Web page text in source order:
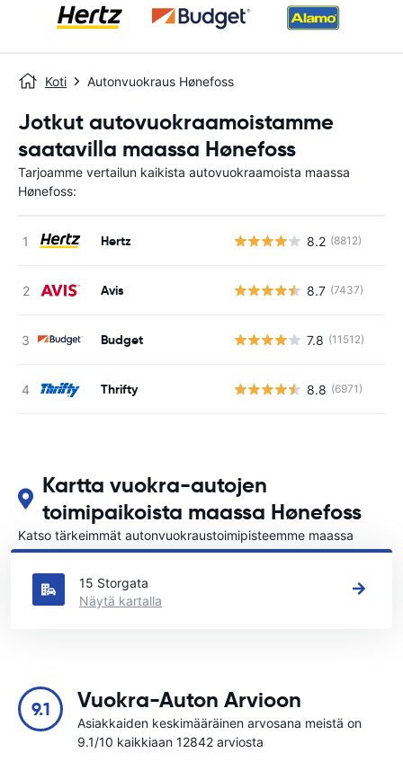
Koti Autonvuokraus Hønefoss
Jotkut autovuokraamoistamme
saatavilla maassa Hønefoss
Tarjoamme vertailun kaikista autovuokraamoista maassa
Hønefoss:
Hertz 8.2 (8812)
Avis 8.7 (7437)
Budget 7.8 (11512)
Thrifty 8.8 (6971)
Kartta vuokra-autojen
toimipaikoista maassa Hønefoss
Katso tärkeimmät autonvuokraustoimipisteemme maassa
Hønefoss
15 Storgata
Näytä kartalla
9.1 Vuokra-Auton Arvioon
Asiakkaiden keskimääräinen arvosana meistä on
9.1/10 kaikkiaan 12842 arviosta